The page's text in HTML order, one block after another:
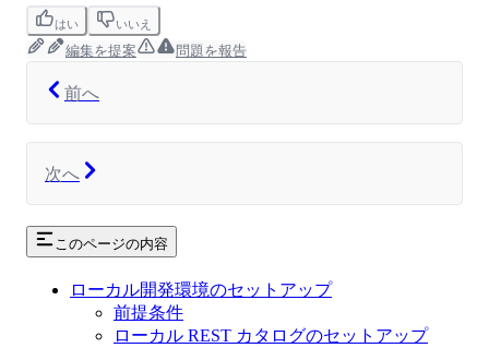
はい いいえ
編集を提案 問題を報告
前へ
次へ
このページの内容
ローカル開発環境のセットアップ
前提条件
ローカル REST カタログのセットアップ